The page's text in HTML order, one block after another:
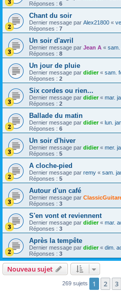
Réponses : 6
Chant du soir
Dernier message par Alex21800 «
Réponses : 7
Un soir d'avril
Dernier message par Jean A « sam.
Réponses : 8
Un jour de pluie
Dernier message par didier« sam.
Réponses : 2
Six cordes ou rien...
Dernier message par didier« mar.
Réponses : 2
Ballade du matin
Dernier message par didier« lun.
Réponses : 6
Un soir d'hiver
Dernier message par didier« mer.
Réponses : 5
A cloche-pied
Dernier message par remy « sam.
Réponses : 5
Autour d'un café
Dernier message par
Réponses : 3
S'en vont et reviennent
Dernier message par didier« mar.
Réponses : 3
Après la tempête
Dernier message par didier« dim.
Réponses : 3
Nouveau sujet
269 sujets 1 2 3